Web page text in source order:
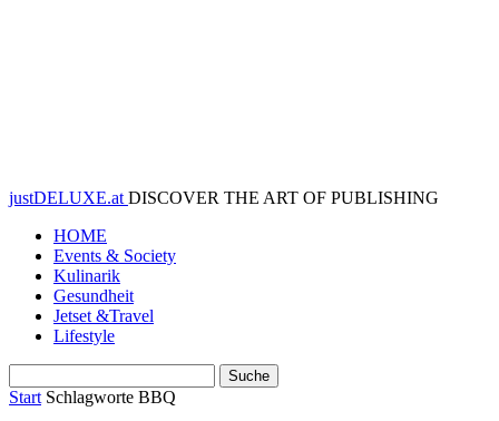
justDELUXE.at DISCOVER THE ART OF PUBLISHING
HOME
Events & Society
Kulinarik
Gesundheit
Jetset &Travel
Lifestyle
Start Schlagworte BBQ